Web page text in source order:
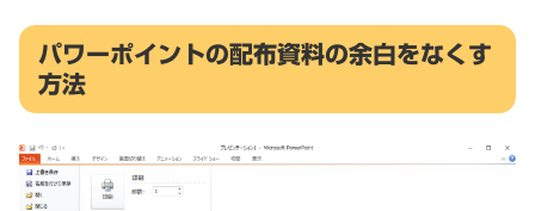
パワーポイントの配布資料の余白をなくす
方法